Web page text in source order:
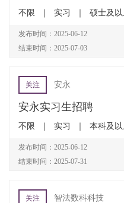
不限 实习 硕士及
发布时间：2025-06-12
结束时间：2025-07-03
关注 安永
安永实习生招聘
不限 实习 本科及
发布时间：2025-06-12
结束时间：2025-07-31
关注 智法数科科技